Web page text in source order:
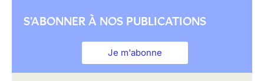
S'ABONNER À NOS PUBLICATIONS
Je m'abonne